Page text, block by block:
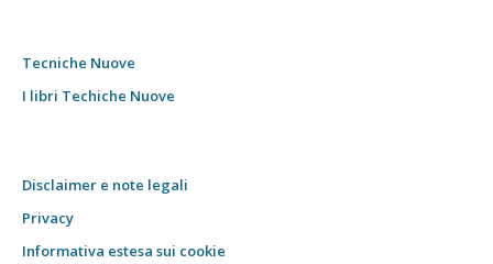
Tecniche Nuove
I libri Techiche Nuove
Disclaimer e note legali
Privacy
Informativa estesa sui cookie